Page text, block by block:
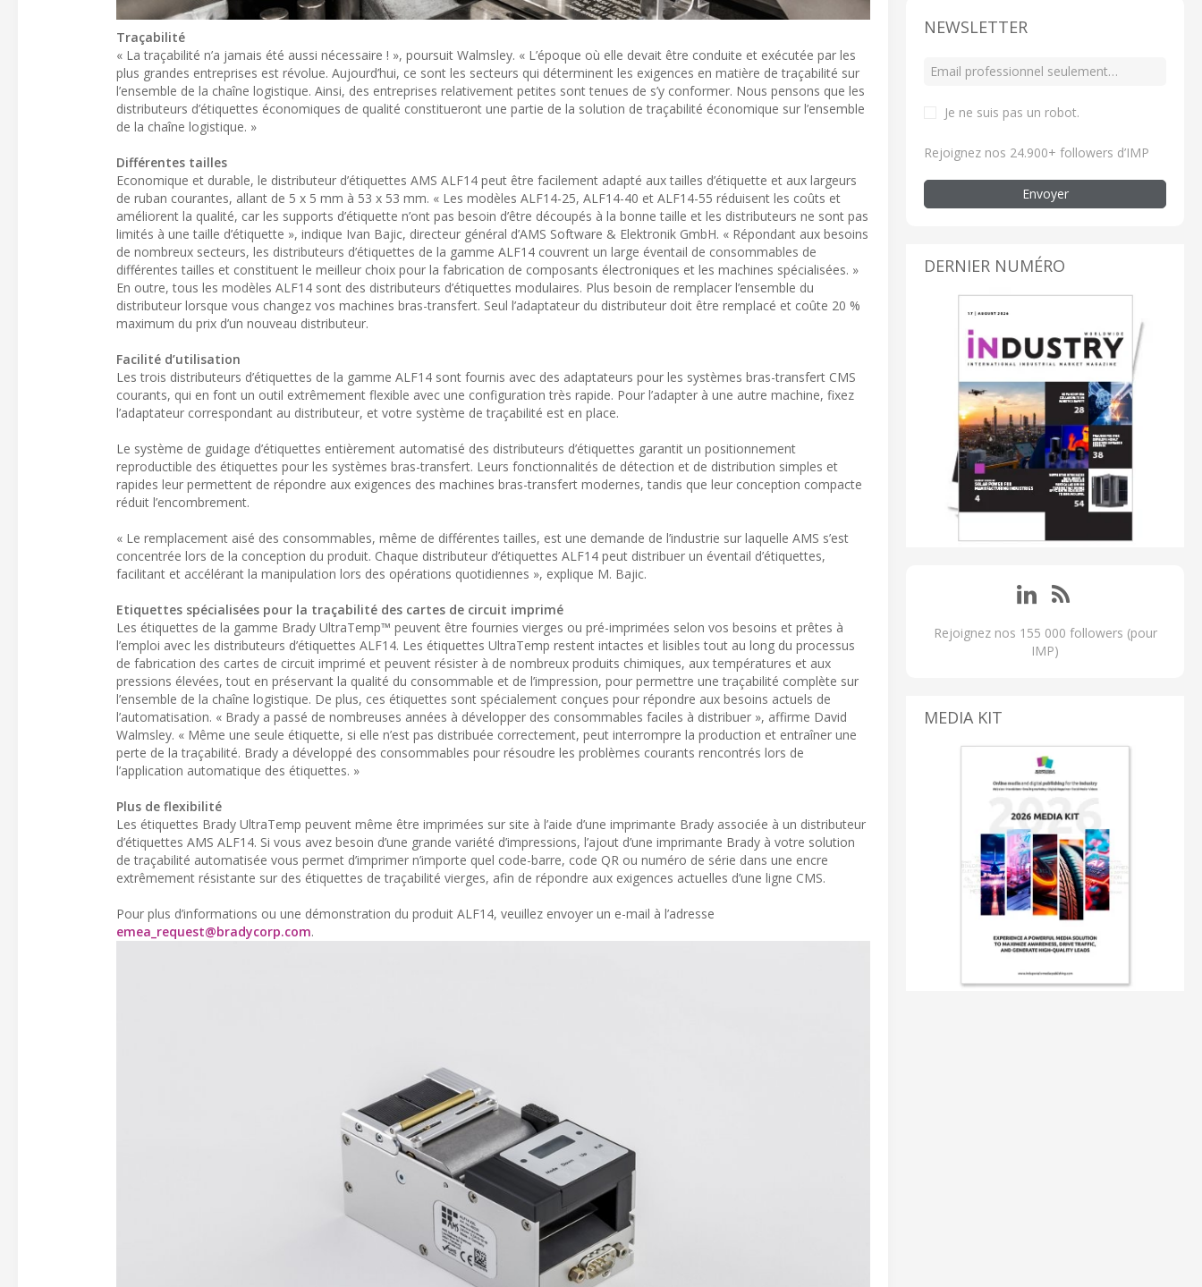
Traçabilité
« La traçabilité n’a jamais été aussi nécessaire ! », poursuit Walmsley. « L’époque où elle devait être conduite et exécutée par les
plus grandes entreprises est révolue. Aujourd’hui, ce sont les secteurs qui déterminent les exigences en matière de traçabilité sur
l’ensemble de la chaîne logistique. Ainsi, des entreprises relativement petites sont tenues de s’y conformer. Nous pensons que les
distributeurs d’étiquettes économiques de qualité constitueront une partie de la solution de traçabilité économique sur l’ensemble
de la chaîne logistique. »
Différentes tailles
Economique et durable, le distributeur d’étiquettes AMS ALF14 peut être facilement adapté aux tailles d’étiquette et aux largeurs
de ruban courantes, allant de 5 x 5 mm à 53 x 53 mm. « Les modèles ALF14-25, ALF14-40 et ALF14-55 réduisent les coûts et
améliorent la qualité, car les supports d’étiquette n’ont pas besoin d’être découpés à la bonne taille et les distributeurs ne sont pas
limités à une taille d’étiquette », indique Ivan Bajic, directeur général d’AMS Software & Elektronik GmbH. « Répondant aux besoins
de nombreux secteurs, les distributeurs d’étiquettes de la gamme ALF14 couvrent un large éventail de consommables de
différentes tailles et constituent le meilleur choix pour la fabrication de composants électroniques et les machines spécialisées. »
En outre, tous les modèles ALF14 sont des distributeurs d’étiquettes modulaires. Plus besoin de remplacer l’ensemble du
distributeur lorsque vous changez vos machines bras-transfert. Seul l’adaptateur du distributeur doit être remplacé et coûte 20 %
maximum du prix d’un nouveau distributeur.
Facilité d’utilisation
Les trois distributeurs d’étiquettes de la gamme ALF14 sont fournis avec des adaptateurs pour les systèmes bras-transfert CMS
courants, qui en font un outil extrêmement flexible avec une configuration très rapide. Pour l’adapter à une autre machine, fixez
l’adaptateur correspondant au distributeur, et votre système de traçabilité est en place.
Le système de guidage d’étiquettes entièrement automatisé des distributeurs d’étiquettes garantit un positionnement
reproductible des étiquettes pour les systèmes bras-transfert. Leurs fonctionnalités de détection et de distribution simples et
rapides leur permettent de répondre aux exigences des machines bras-transfert modernes, tandis que leur conception compacte
réduit l’encombrement.
« Le remplacement aisé des consommables, même de différentes tailles, est une demande de l’industrie sur laquelle AMS s’est
concentrée lors de la conception du produit. Chaque distributeur d’étiquettes ALF14 peut distribuer un éventail d’étiquettes,
facilitant et accélérant la manipulation lors des opérations quotidiennes », explique M. Bajic.
Etiquettes spécialisées pour la traçabilité des cartes de circuit imprimé
Les étiquettes de la gamme Brady UltraTemp™ peuvent être fournies vierges ou pré-imprimées selon vos besoins et prêtes à
l’emploi avec les distributeurs d’étiquettes ALF14. Les étiquettes UltraTemp restent intactes et lisibles tout au long du processus
de fabrication des cartes de circuit imprimé et peuvent résister à de nombreux produits chimiques, aux températures et aux
pressions élevées, tout en préservant la qualité du consommable et de l’impression, pour permettre une traçabilité complète sur
l’ensemble de la chaîne logistique. De plus, ces étiquettes sont spécialement conçues pour répondre aux besoins actuels de
l’automatisation. « Brady a passé de nombreuses années à développer des consommables faciles à distribuer », affirme David
Walmsley. « Même une seule étiquette, si elle n’est pas distribuée correctement, peut interrompre la production et entraîner une
perte de la traçabilité. Brady a développé des consommables pour résoudre les problèmes courants rencontrés lors de
l’application automatique des étiquettes. »
Plus de flexibilité
Les étiquettes Brady UltraTemp peuvent même être imprimées sur site à l’aide d’une imprimante Brady associée à un distributeur
d’étiquettes AMS ALF14. Si vous avez besoin d’une grande variété d’impressions, l’ajout d’une imprimante Brady à votre solution
de traçabilité automatisée vous permet d’imprimer n’importe quel code-barre, code QR ou numéro de série dans une encre
extrêmement résistante sur des étiquettes de traçabilité vierges, afin de répondre aux exigences actuelles d’une ligne CMS.
Pour plus d’informations ou une démonstration du produit ALF14, veuillez envoyer un e-mail à l’adresse
emea_request@bradycorp.com.
NEWSLETTER
Je ne suis pas un robot.
Rejoignez nos 24.900+ followers d’IMP
Envoyer
DERNIER NUMÉRO
Rejoignez nos 155 000 followers (pour
IMP)
MEDIA KIT